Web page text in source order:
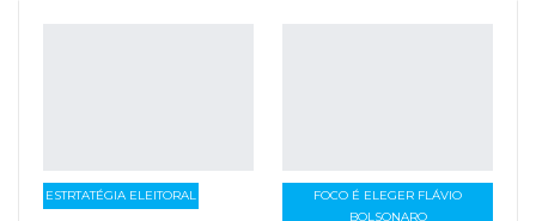
ESTRTATÉGIA ELEITORAL
FOCO É ELEGER FLÁVIO
BOLSONARO